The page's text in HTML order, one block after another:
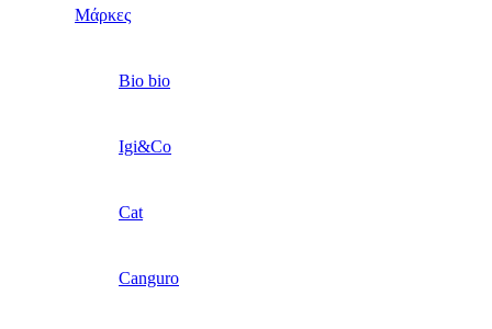
Μάρκες
Bio bio
Igi&Co
Cat
Canguro